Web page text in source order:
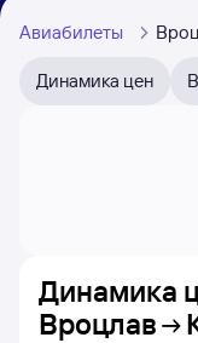
Авиабилеты
Динамика цен
Динамика
Вроцлав